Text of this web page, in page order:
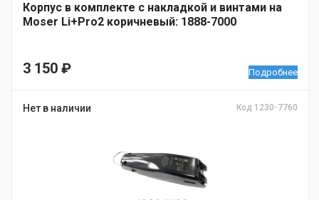
Корпус в комплекте с накладкой и винтами на
Moser Li+Pro2 коричневый: 1888-7000
3 150 ₽ Подробнее
Нет в наличии Код 1230-7760